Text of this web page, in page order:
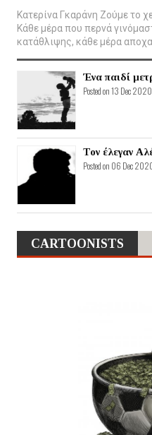
Κατερίνα Γκαράνη Ζούμε το
Κάθε μέρα που περνά
κατάθλιψης, κάθε μέρα
Ένα παιδί
Posted on 13 Dec
Τον έλεγαν
Posted on 06 Dec
CARTOONISTS